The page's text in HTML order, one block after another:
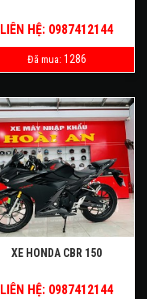
LIÊN HỆ: 0987412144
Đã mua: 1286
XE HONDA CBR 150
LIÊN HỆ: 0987412144